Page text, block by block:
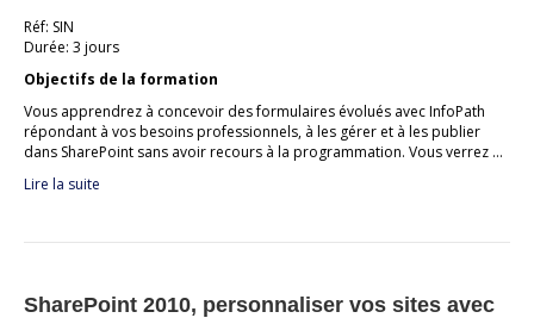
Réf: SIN
Durée: 3 jours
Objectifs de la formation
Vous apprendrez à concevoir des formulaires évolués avec InfoPath
répondant à vos besoins professionnels, à les gérer et à les publier
dans SharePoint sans avoir recours à la programmation. Vous verrez …
Lire la suite
SharePoint 2010, personnaliser vos sites avec